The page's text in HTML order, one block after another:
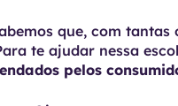
que, com
te ajudar nessa
pelos